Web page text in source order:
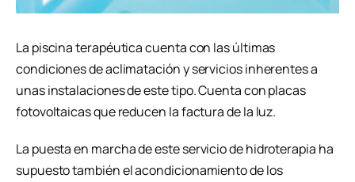
La piscina terapéutica cuenta con las últimas
condiciones de aclimatación y servicios inherentes a
unas instalaciones de este tipo. Cuenta con placas
fotovoltaicas que reducen la factura de la luz.
La puesta en marcha de este servicio de hidroterapia ha
supuesto también el acondicionamiento de los